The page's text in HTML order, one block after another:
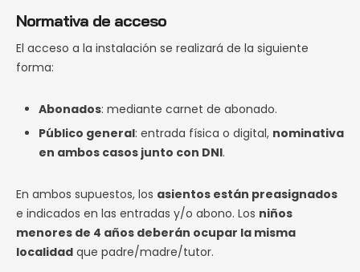
Normativa de acceso
El acceso a la instalación se realizará de la siguiente
forma:
Abonados: mediante carnet de abonado.
Público general: entrada física o digital, nominativa
en ambos casos junto con DNI.
En ambos supuestos, los asientos están preasignados
e indicados en las entradas y/o abono. Los niños
menores de 4 años deberán ocupar la misma
localidad que padre/madre/tutor.